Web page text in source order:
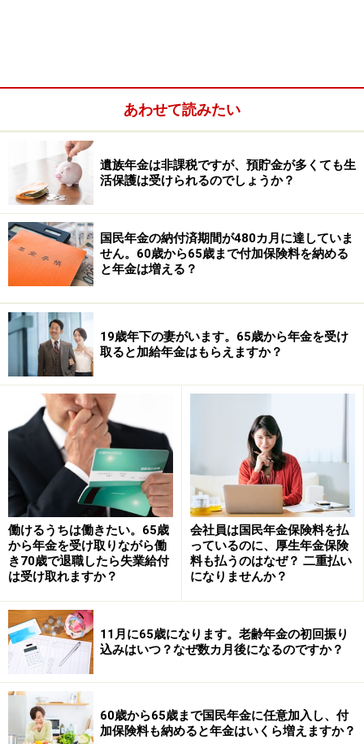
手当のことです。配偶者（ご相談のケースでは妻である
相談者）が65歳になるまでの期間もらうことができま
配偶者加給年金をもらうためには、ほかにも以下の要件
を満たす必要があります。
・配偶者が65歳未満であること
・配偶者の年収が850万円未満であること
・配偶者が被保険者期間20年以上の厚生・共済年金期間
に基づく特別支給の老齢厚生年金、老齢厚生年金を受け
取る権利がない、または障害厚生年金を受けていない
「Emi」さんの夫が65歳以降も会社員として働いていた
としても要件を満たすことで配偶者加給年金は支給され
るでしょう。
ただし夫が65歳以降、厚生年金に加入して働く場合、収
あわせて読みたい
遺族年金は非課税ですが、預貯金が多くても生
活保護は受けられるのでしょうか？
国民年金の納付済期間が480カ月に達していま
せん。60歳から65歳まで付加保険料を納める
と年金は増える？
19歳年下の妻がいます。65歳から年金を受け
取ると加給年金はもらえますか？
働けるうちは働きたい。65歳
から年金を受け取りながら働
き70歳で退職したら失業給付
は受け取れますか？
会社員は国民年金保険料を払
っているのに、厚生年金保険
料も払うのはなぜ？ 二重払い
になりませんか？
11月に65歳になります。老齢年金の初回振り
込みはいつ？なぜ数カ月後になるのですか？
60歳から65歳まで国民年金に任意加入し、付
加保険料も納めると年金はいくら増えますか？